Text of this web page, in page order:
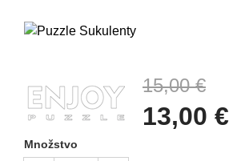
15,00 €
13,00 €
Množstvo